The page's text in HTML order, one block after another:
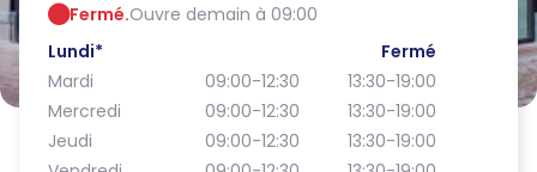
Fermé.Ouvre demain à 09:00
Lundi*
Fermé
Mardi
09:00-12:30
13:30-19:00
Mercredi
09:00-12:30
13:30-19:00
Jeudi
09:00-12:30
13:30-19:00